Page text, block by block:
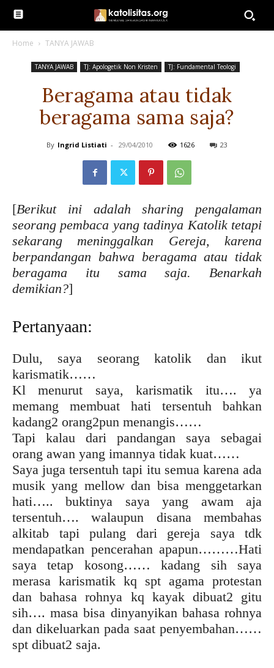
Home TANYA JAWAB
TANYA JAWAB TJ: Apologetik Non Kristen TJ: Fundamental Teologi
Beragama atau tidak
beragama sama saja?
By Ingrid Listiati - 29/04/2010 1626 23
[Berikut ini adalah sharing pengalaman
seorang pembaca yang tadinya Katolik tetapi
sekarang meninggalkan Gereja, karena
berpandangan bahwa beragama atau tidak
beragama itu sama saja. Benarkah
demikian?]
Pertanyaan:
Dulu, saya seorang katolik dan ikut
karismatik……
Kl menurut saya, karismatik itu…. ya
memang membuat hati tersentuh bahkan
kadang2 orang2pun menangis……
Tapi kalau dari pandangan saya sebagai
orang awan yang imannya tidak kuat……
Saya juga tersentuh tapi itu semua karena ada
musik yang mellow dan bisa menggetarkan
hati….. buktinya saya yang awam aja
tersentuh…. walaupun disana membahas
alkitab tapi pulang dari gereja saya tdk
mendapatkan pencerahan apapun………Hati
saya tetap kosong…… kadang sih saya
merasa karismatik kq spt agama protestan
dan bahasa rohnya kq kayak dibuat2 gitu
sih…. masa bisa dinyanyikan bahasa rohnya
dan dikeluarkan pada saat penyembahan……
spt dibuat2 saja.